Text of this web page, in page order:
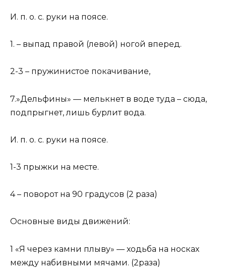
И. п. о. с. руки на поясе.
1. – выпад правой (левой) ногой вперед.
2-3 – пружинистое покачивание,
7.»Дельфины» — мелькнет в воде туда – сюда,
подпрыгнет, лишь бурлит вода.
И. п. о. с. руки на поясе.
1-3 прыжки на месте.
4 – поворот на 90 градусов (2 раза)
Основные виды движений:
1 «Я через камни плыву» — ходьба на носках
между набивными мячами. (2раза)